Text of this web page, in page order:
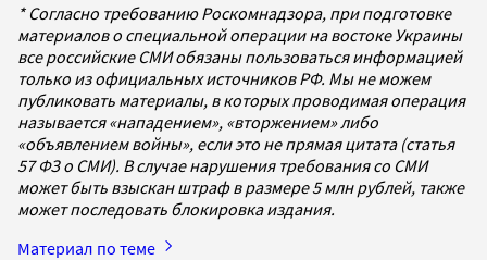
* Согласно требованию Роскомнадзора, при подготовке
материалов о специальной операции на востоке Украины
все российские СМИ обязаны пользоваться информацией
только из официальных источников РФ. Мы не можем
публиковать материалы, в которых проводимая операция
называется «нападением», «вторжением» либо
«объявлением войны», если это не прямая цитата (статья
57 ФЗ о СМИ). В случае нарушения требования со СМИ
может быть взыскан штраф в размере 5 млн рублей, также
может последовать блокировка издания.
Материал по теме